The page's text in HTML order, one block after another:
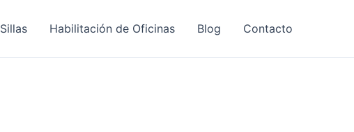
Sillas Habilitación de Oficinas Blog Contacto